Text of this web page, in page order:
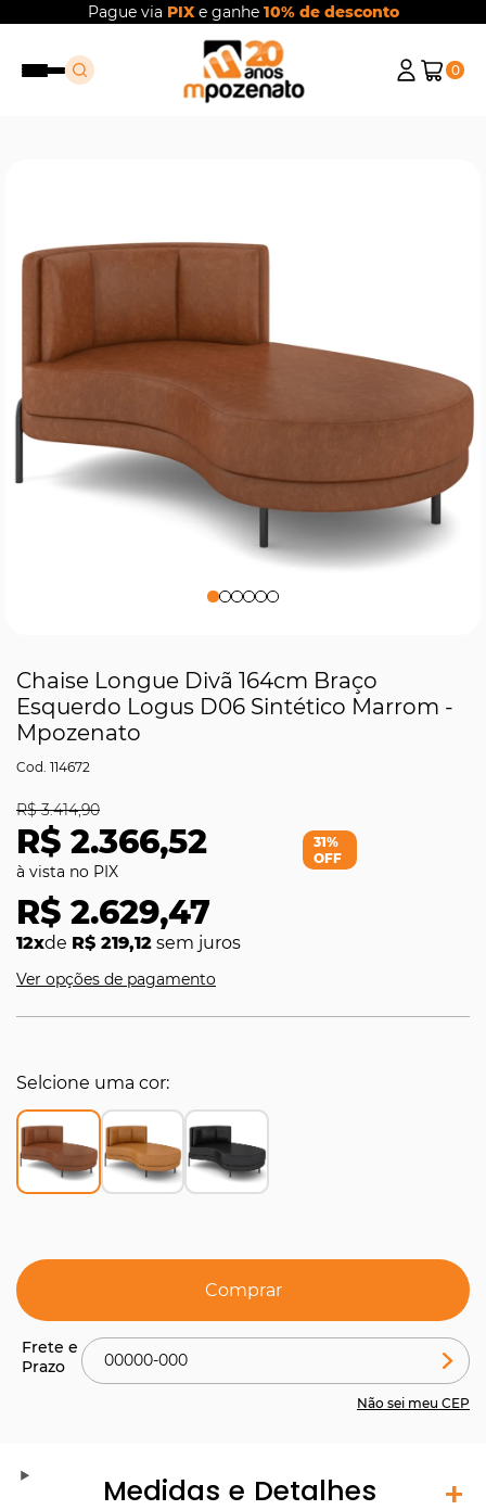
Pague via PIXe ganhe 10% de desconto
0
Chaise Longue Divã 164cm Braço
Esquerdo Logus D06 Sintético Marrom -
Mpozenato
114672
R$ 2.366,52
R$ 3.414,90
R$ 2.629,47
12xde R$ 219,12 sem juros
31%
OFF
Ver opções de pagamento
Selcione uma cor
Comprar
Não sei meu CEP
Medidas e Detalhes